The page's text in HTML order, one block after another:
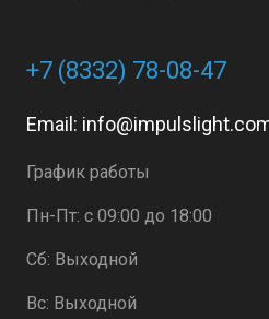
+7 (8332) 78-08-47
Email:
График работы
Пн-Пт: с 09:00 до 18:00
Сб: Выходной
Вс: Выходной